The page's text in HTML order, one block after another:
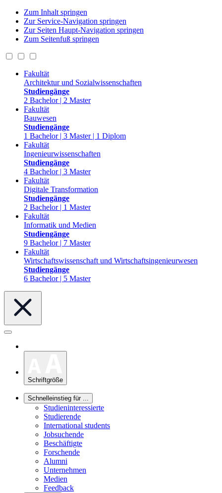
Zum Inhalt springen
Zur Service-Navigation springen
Zur Seiten Haupt-Navigation springen
Zum Seitenfuß springen
Fakultät
Architektur und Sozialwissenschaften
Studiengänge
2 Bachelor | 2 Master
Fakultät
Bauwesen
Studiengänge
1 Bachelor | 3 Master | 1 Diplom
Fakultät
Ingenieurwissenschaften
Studiengänge
4 Bachelor | 3 Master
Fakultät
Digitale Transformation
Studiengänge
2 Bachelor | 1 Master
Fakultät
Informatik und Medien
Studiengänge
9 Bachelor | 7 Master
Fakultät
Wirtschaftswissenschaft und Wirtschaftsingenieurwesen
Studiengänge
6 Bachelor | 5 Master
Schriftgröße
Schnelleinstieg für ...
Studieninteressierte
Studierende
International students
Jobsuchende
Beschäftigte
Forschende
Alumni
Unternehmen
Medien
Feedback